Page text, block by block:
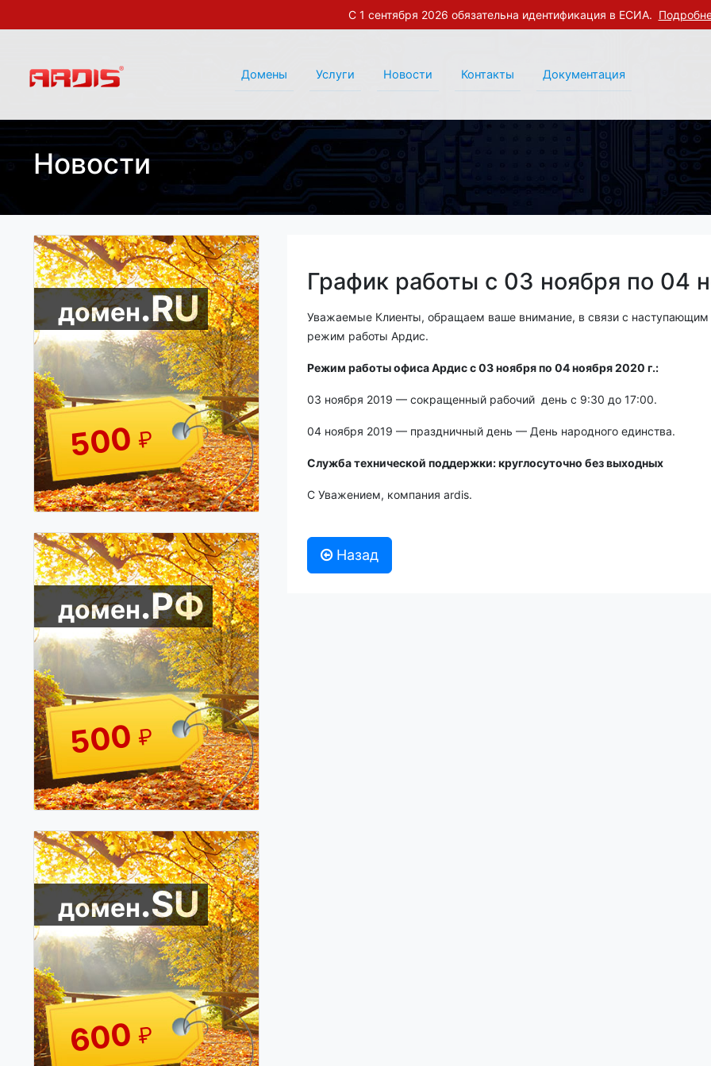
С 1 сентября 2026 обязательна идентификация в ЕСИА.
Домены Услуги Новости Контакты Документация
Новости
домен.RU
500₽
домен.РФ
500₽
домен.SU
600₽
График работы с 03 ноября по 04
Уважаемые Клиенты, обращаем ваше внимание, в связи с наступающим
режим работы Ардис.
Режим работы офиса Ардис с 03 ноября по 04 ноября 2020 г.:
03 ноября 2019 — сокращенный рабочий день с 9:30 до 17:00.
04 ноября 2019 — праздничный день — День народного единства.
Служба технической поддержки: круглосуточно без выходных
С Уважением, компания ardis.
Назад